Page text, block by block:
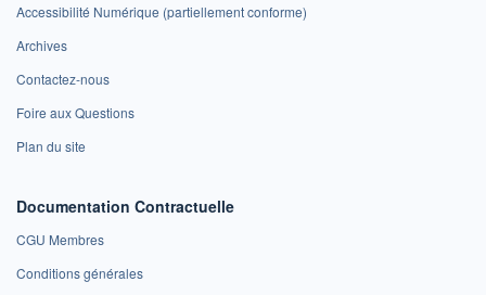
Accessibilité Numérique (partiellement conforme)
Archives
Contactez-nous
Foire aux Questions
Plan du site
Documentation Contractuelle
CGU Membres
Conditions générales